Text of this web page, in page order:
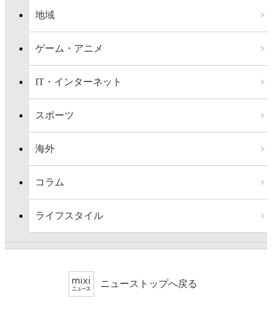
地域
ゲーム・アニメ
IT・インターネット
スポーツ
海外
コラム
ライフスタイル
ニューストップへ戻る